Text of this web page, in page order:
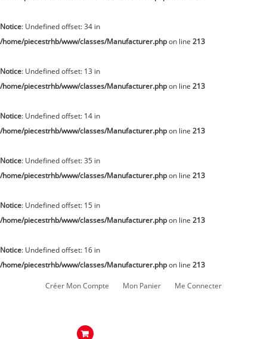
Notice: Undefined offset: 34 in
/home/piecestrhb/www/classes/Manufacturer.phpon line 213
Notice: Undefined offset: 13 in
/home/piecestrhb/www/classes/Manufacturer.phpon line 213
Notice: Undefined offset: 14 in
/home/piecestrhb/www/classes/Manufacturer.phpon line 213
Notice: Undefined offset: 35 in
/home/piecestrhb/www/classes/Manufacturer.phpon line 213
Notice: Undefined offset: 15 in
/home/piecestrhb/www/classes/Manufacturer.phpon line 213
Notice: Undefined offset: 16 in
/home/piecestrhb/www/classes/Manufacturer.phpon line 213
Créer Mon Compte Mon Panier Me Connecter